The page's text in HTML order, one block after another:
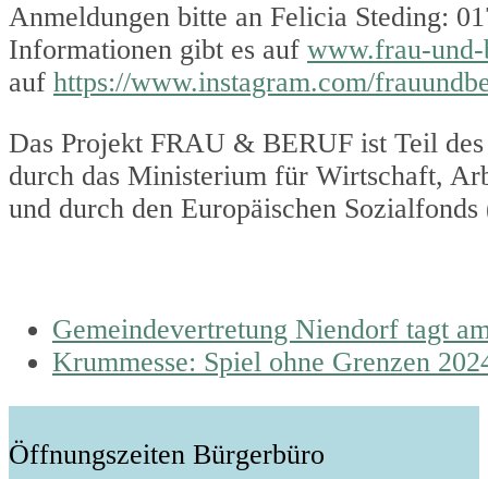
Anmeldungen bitte an Felicia Steding:
Informationen gibt es auf www.frau-
auf https://www.instagram.com/
Das Projekt FRAU & BERUF ist Teil
durch das Ministerium für Wirtschaft,
und durch den Europäischen Sozialfonds
previous
post:
Gemeindevertretung Niendorf tagt
next
Krummesse: Spiel ohne Grenzen
Öffnungszeiten Bürgerbüro